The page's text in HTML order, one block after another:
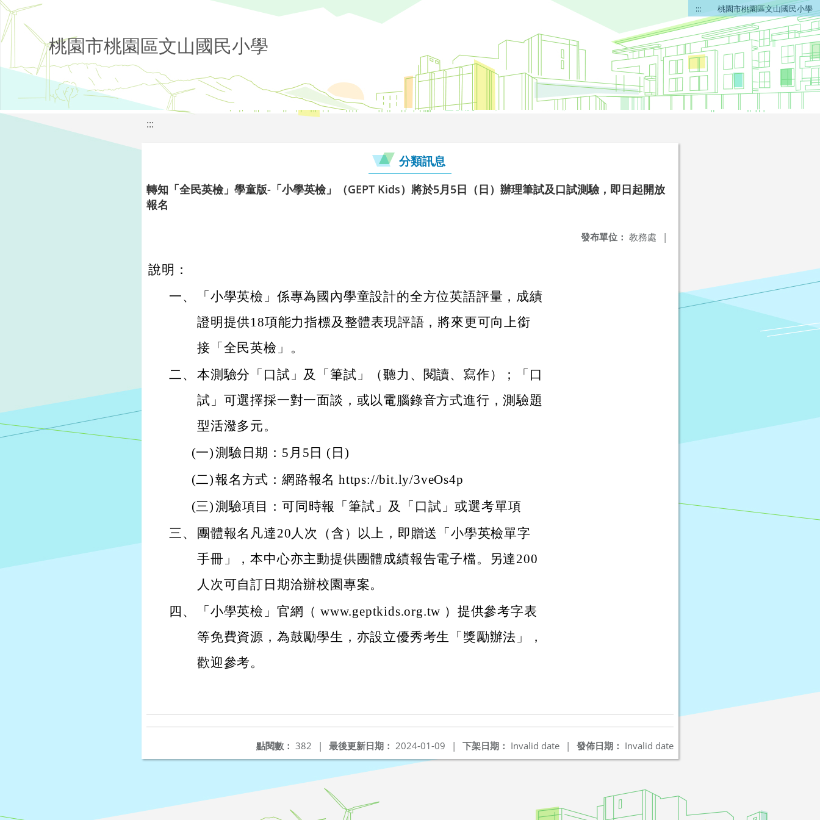
::: 桃園市桃園區文山國民小學
桃園市桃園區文山國民小學
:::
分類訊息
轉知「全民英檢」學童版-「小學英檢」（GEPT Kids）將於5月5日（日）辦理筆試及口試測驗，即日起開放
報名
發布單位： 教務處 |
說明：
一、
「小學英檢」係專為國內學童設計的全方位英語評量，成績
證明提供18項能力指標及整體表現評語，將來更可向上銜
接「全民英檢」。
二、 本測驗分「口試」及「筆試」（聽力、閱讀、寫作）；「口
試」可選擇採一對一面談，或以電腦錄音方式進行，測驗題
型活潑多元。
(一)測驗日期：5月5日 (日)
(二)報名方式：網路報名 https://bit.ly/3veOs4p
(三)測驗項目：可同時報「筆試」及「口試」或選考單項
三、
團體報名凡達20人次（含）以上，即贈送「小學英檢單字
手冊」，本中心亦主動提供團體成績報告電子檔。另達200
人次可自訂日期洽辦校園專案。
四、
「小學英檢」官網（ www.geptkids.org.tw ）提供參考字表
等免費資源，為鼓勵學生，亦設立優秀考生「獎勵辦法」，
歡迎參考。
發佈日期： Invalid date
下架日期： Invalid date |
最後更新日期： 2024-01-09 |
點閱數： 382 |